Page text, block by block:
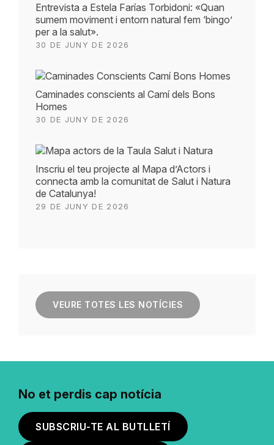
Entrevista a Estela Farías Torbidoni: «Quan
sumem moviment i entorn natural fem ‘bingo’
per a la salut».
30 DE JUNY DE 2026
Caminades conscients al Camí dels Bons
Homes
30 DE JUNY DE 2026
Inscriu el teu projecte al Mapa d’Actors i
connecta amb la comunitat de Salut i Natura
de Catalunya!
29 DE JUNY DE 2026
VEURE TOTES LES NOTÍCIES
No et perdis cap notícia
SUBSCRIU-TE AL BUTLLETÍ